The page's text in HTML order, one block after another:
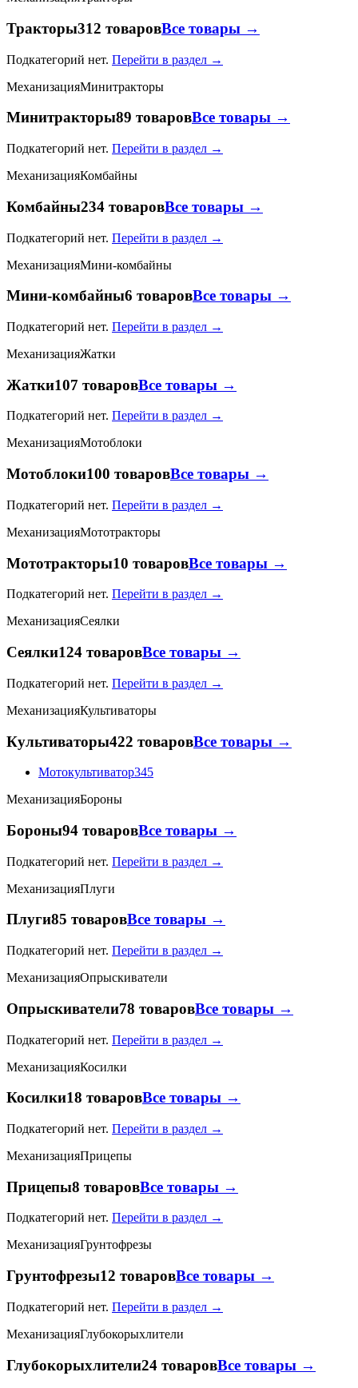
Тракторы312 товаровВсе товары →
Подкатегорий нет. Перейти в раздел →
МеханизацияМинитракторы
Минитракторы89 товаровВсе товары →
Подкатегорий нет. Перейти в раздел →
МеханизацияКомбайны
Комбайны234 товаровВсе товары →
Подкатегорий нет. Перейти в раздел →
МеханизацияМини-комбайны
Мини-комбайны6 товаровВсе товары →
Подкатегорий нет. Перейти в раздел →
МеханизацияЖатки
Жатки107 товаровВсе товары →
Подкатегорий нет. Перейти в раздел →
МеханизацияМотоблоки
Мотоблоки100 товаровВсе товары →
Подкатегорий нет. Перейти в раздел →
МеханизацияМототракторы
Мототракторы10 товаровВсе товары →
Подкатегорий нет. Перейти в раздел →
МеханизацияСеялки
Сеялки124 товаровВсе товары →
Подкатегорий нет. Перейти в раздел →
МеханизацияКультиваторы
Культиваторы422 товаровВсе товары →
Мотокультиватор345
МеханизацияБороны
Бороны94 товаровВсе товары →
Подкатегорий нет. Перейти в раздел →
МеханизацияПлуги
Плуги85 товаровВсе товары →
Подкатегорий нет. Перейти в раздел →
МеханизацияОпрыскиватели
Опрыскиватели78 товаровВсе товары →
Подкатегорий нет. Перейти в раздел →
МеханизацияКосилки
Косилки18 товаровВсе товары →
Подкатегорий нет. Перейти в раздел →
МеханизацияПрицепы
Прицепы8 товаровВсе товары →
Подкатегорий нет. Перейти в раздел →
МеханизацияГрунтофрезы
Грунтофрезы12 товаровВсе товары →
Подкатегорий нет. Перейти в раздел →
МеханизацияГлубокорыхлители
Глубокорыхлители24 товаровВсе товары →